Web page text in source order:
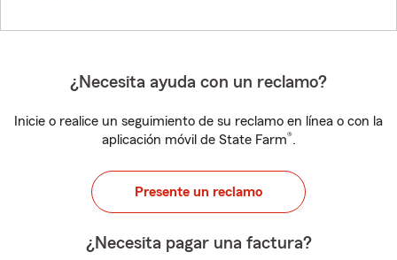
¿Necesita ayuda con un reclamo?
Inicie o realice un seguimiento de su reclamo en línea o con la
aplicación móvil de State Farm®.
Presente un reclamo
¿Necesita pagar una factura?